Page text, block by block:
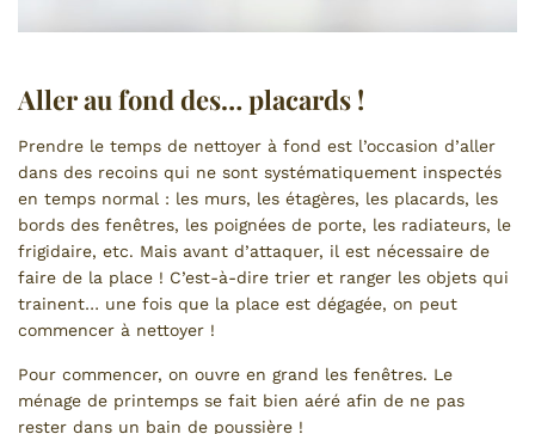
Aller au fond des… placards !
Prendre le temps de nettoyer à fond est l’occasion d’aller
dans des recoins qui ne sont systématiquement inspectés
en temps normal : les murs, les étagères, les placards, les
bords des fenêtres, les poignées de porte, les radiateurs, le
frigidaire, etc. Mais avant d’attaquer, il est nécessaire de
faire de la place ! C’est-à-dire trier et ranger les objets qui
trainent… une fois que la place est dégagée, on peut
commencer à nettoyer !
Pour commencer, on ouvre en grand les fenêtres. Le
ménage de printemps se fait bien aéré afin de ne pas
rester dans un bain de poussière !